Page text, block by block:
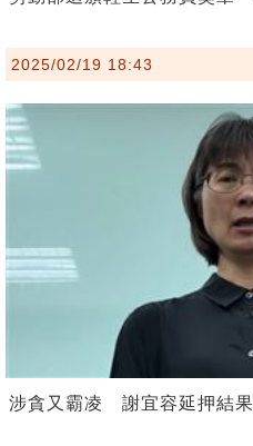
2025/02/19 18:43
涉貪又霸凌 謝宜容延押結